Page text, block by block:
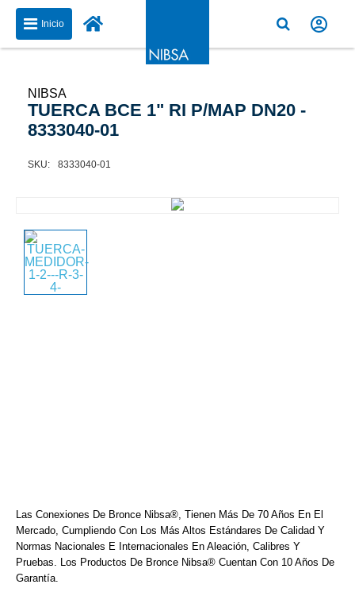
Inicio
NIBSA
TUERCA BCE 1" RI P/MAP DN20 -
8333040-01
8333040-01
Las Conexiones De Bronce Nibsa®, Tienen Más De 70 Años En El
Mercado, Cumpliendo Con Los Más Altos Estándares De Calidad Y
Normas Nacionales E Internacionales En Aleación, Calibres Y
Pruebas. Los Productos De Bronce Nibsa® Cuentan Con 10 Años De
Garantía.